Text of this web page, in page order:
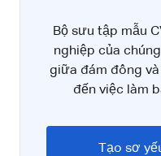
Bộ sưu tập mẫu
nghiệp của
giữa đám đông
đến việc làm
Tạo sơ